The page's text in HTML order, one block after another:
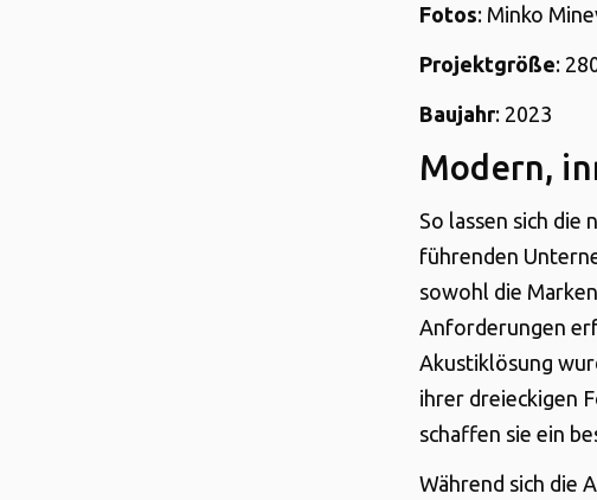
Fotos: Minko
Projektgröße:
Baujahr: 2023
Modern,
So lassen sich die
führenden
sowohl die
Anforderungen
Akustiklösung
ihrer dreieckigen
schaffen sie ein
Während sich die